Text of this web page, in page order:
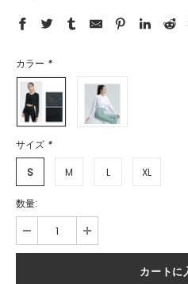
カラー *
サイズ *
S M L XL
数量: